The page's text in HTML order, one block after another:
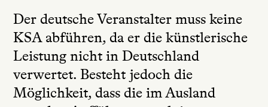
Der deutsche Veranstalter muss keine
KSA abführen, da er die künstlerische
Leistung nicht in Deutschland
verwertet. Besteht jedoch die
Möglichkeit, dass die im Ausland